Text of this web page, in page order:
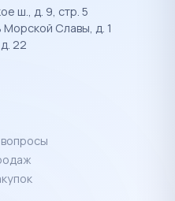
ш., д. 9, стр. 5
Славы, д. 1
22